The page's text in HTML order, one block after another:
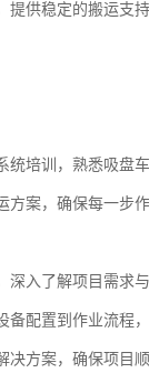
供稳定的搬运支持
培训，熟悉吸盘
案，确保每一步作
入了解项目需求与
配置到作业流程
方案，确保项目顺